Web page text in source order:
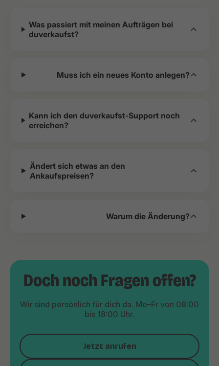
Was passiert mit meinen Aufträgen bei
duverkaufst?
Muss ich ein neues Konto anlegen?
Kann ich den duverkaufst-Support noch
erreichen?
Ändert sich etwas an den
Ankaufspreisen?
Warum die Änderung?
Doch noch Fragen offen?
Wir sind persönlich für dich da. Mo–Fr von 08:00
bis 18:00 Uhr.
Jetzt anrufen